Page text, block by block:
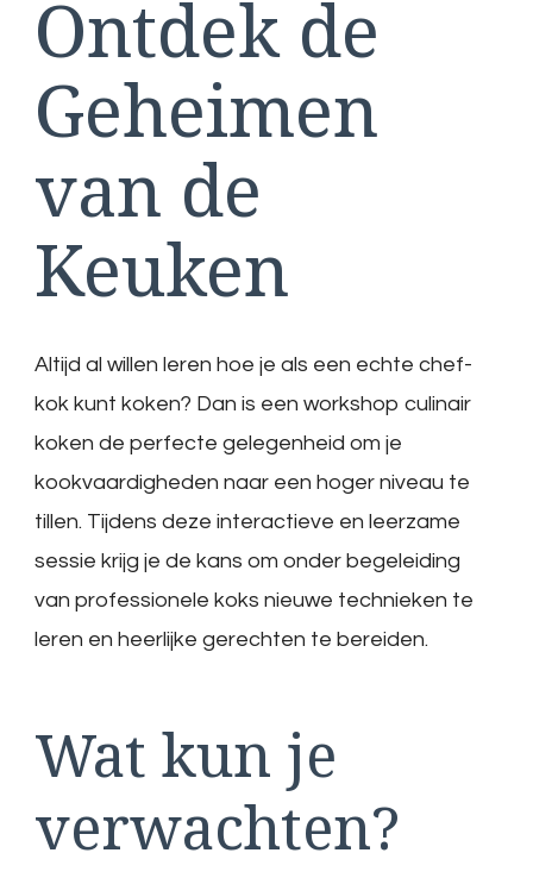
Ontdek de
Geheimen
van de
Keuken
Altijd al willen leren hoe je als een echte chef-
kok kunt koken? Dan is een workshop culinair
koken de perfecte gelegenheid om je
kookvaardigheden naar een hoger niveau te
tillen. Tijdens deze interactieve en leerzame
sessie krijg je de kans om onder begeleiding
van professionele koks nieuwe technieken te
leren en heerlijke gerechten te bereiden.
Wat kun je
verwachten?